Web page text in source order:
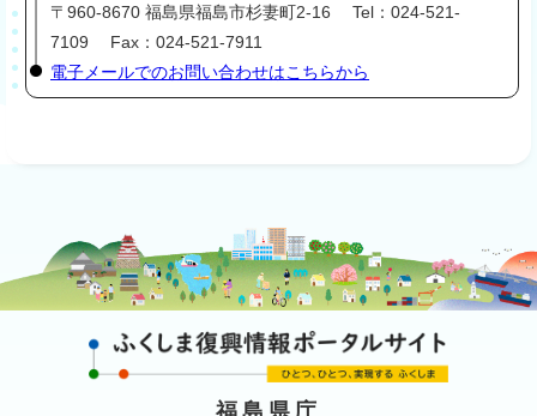
〒960-8670 福島県福島市杉妻町2-16 Tel：024-521-
7109 Fax：024-521-7911
電子メールでのお問い合わせはこちらから